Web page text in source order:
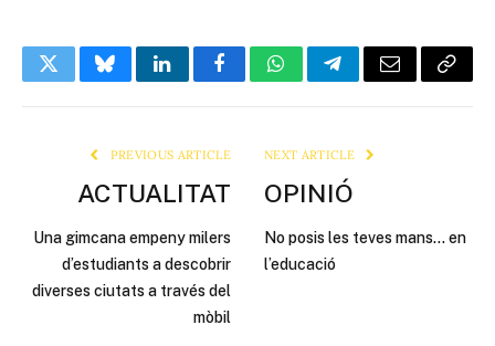
TwitterBlueskyLinkedInFacebookWhatsAppTelegramEmail Copy
PREVIOUS ARTICLE
ACTUALITAT
Una gimcana empeny milers
d’estudiants a descobrir
diverses ciutats a través del
mòbil
NEXT ARTICLE
OPINIÓ
No posis les teves mans… en
l’educació